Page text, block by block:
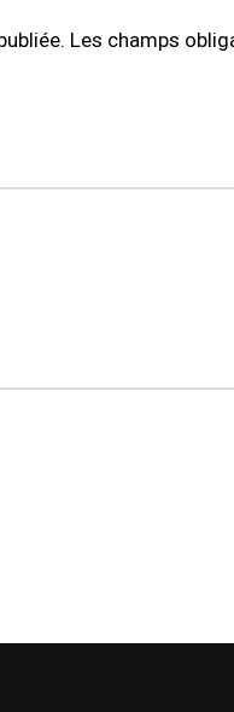
Les champs